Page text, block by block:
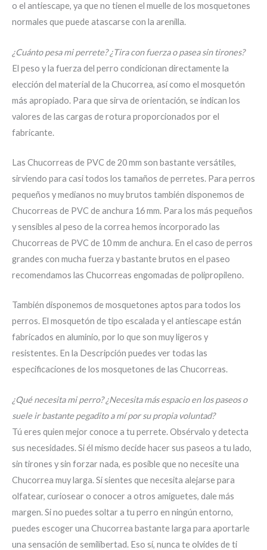
o el antiescape, ya que no tienen el muelle de los mosquetones
normales que puede atascarse con la arenilla.
¿Cuánto pesa mi perrete? ¿Tira con fuerza o pasea sin tirones?
El peso y la fuerza del perro condicionan directamente la
elección del material de la Chucorrea, así como el mosquetón
más apropiado. Para que sirva de orientación, se indican los
valores de las cargas de rotura proporcionados por el
fabricante.
Las Chucorreas de PVC de 20 mm son bastante versátiles,
sirviendo para casi todos los tamaños de perretes. Para perros
pequeños y medianos no muy brutos también disponemos de
Chucorreas de PVC de anchura 16 mm. Para los más pequeños
y sensibles al peso de la correa hemos incorporado las
Chucorreas de PVC de 10 mm de anchura. En el caso de perros
grandes con mucha fuerza y bastante brutos en el paseo
recomendamos las Chucorreas engomadas de polipropileno.
También disponemos de mosquetones aptos para todos los
perros. El mosquetón de tipo escalada y el antiescape están
fabricados en aluminio, por lo que son muy ligeros y
resistentes. En la Descripción puedes ver todas las
especificaciones de los mosquetones de las Chucorreas.
¿Qué necesita mi perro? ¿Necesita más espacio en los paseos o
suele ir bastante pegadito a mí por su propia voluntad?
Tú eres quien mejor conoce a tu perrete. Obsérvalo y detecta
sus necesidades. Si él mismo decide hacer sus paseos a tu lado,
sin tirones y sin forzar nada, es posible que no necesite una
Chucorrea muy larga. Si sientes que necesita alejarse para
olfatear, curiosear o conocer a otros amiguetes, dale más
margen. Si no puedes soltar a tu perro en ningún entorno,
puedes escoger una Chucorrea bastante larga para aportarle
una sensación de semilibertad. Eso sí, nunca te olvides de ti